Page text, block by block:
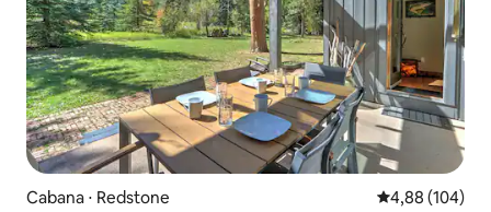
Cabana ⋅ Redstone 4,88 de uma
4,88 (104)